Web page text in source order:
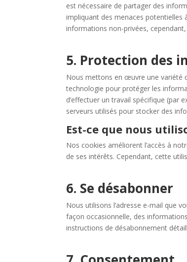
est nécessaire de partager des
impliquant des menaces potentielles
informations non-privées,
5. Protection des
Nous mettons en œuvre une variété
technologie pour protéger les
d’effectuer un travail spécifique (par
serveurs utilisés pour stocker des
Est-ce que nous
Nos cookies améliorent l’accès à
de ses intérêts. Cependant, cette
6. Se désabonner
Nous utilisons l’adresse e-mail que
façon occasionnelle, des
instructions de désabonnement